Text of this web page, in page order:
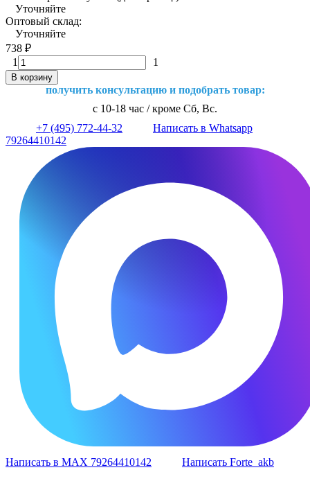
Уточняйте
Оптовый склад:
Уточняйте
738 ₽
1
1
В корзину
получить консультацию и подобрать товар:
с 10-18 час / кроме Сб, Вс.
+7 (495) 772-44-32
Написать в Whatsapp
79264410142
Написать в MAX 79264410142 Написать Forte_akb